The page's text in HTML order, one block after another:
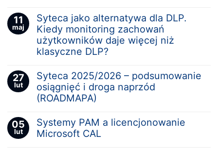
11
maj
Syteca jako alternatywa dla DLP.
Kiedy monitoring zachowań
użytkowników daje więcej niż
klasyczne DLP?
27
lut
Syteca 2025/2026 – podsumowanie
osiągnięć i droga naprzód
(ROADMAPA)
05
lut
Systemy PAM a licencjonowanie
Microsoft CAL